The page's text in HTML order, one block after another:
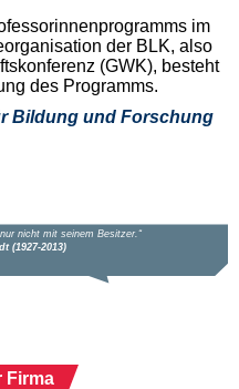
im
der BLK, also
(GWK), besteht
des Programms.
Bildung und Forschung
Firma